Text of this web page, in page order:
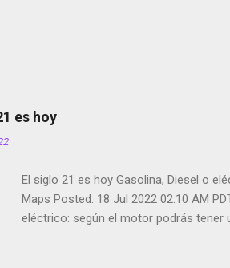
es hoy
El siglo 21 es hoy Gasolina, Diesel o
Maps Posted: 18 Jul 2022 02:10 AM
eléctrico: según el motor podrás tener
de esos sentidos es lo que hacen los